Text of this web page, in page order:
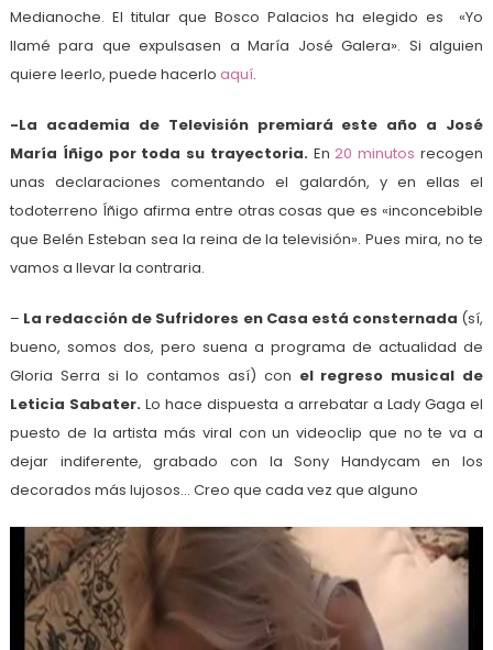
Medianoche. El titular que Bosco Palacios ha elegido es «Yo
llamé para que expulsasen a María José Galera». Si alguien
quiere leerlo, puede hacerlo aquí.
-La academia de Televisión premiará este año a José
María Íñigo por toda su trayectoria.En20 minutos recogen
unas declaraciones comentando el galardón, y en ellas el
todoterreno Íñigo afirma entre otras cosas que es «inconcebible
que Belén Esteban sea la reina de la televisión». Pues mira, no te
vamos a llevar la contraria.
– La redacción de Sufridores en Casa está consternada (sí,
bueno, somos dos, pero suena a programa de actualidad de
Gloria Serra si lo contamos así) con el regreso musical de
Leticia Sabater. Lo hace dispuesta a arrebatar a Lady Gaga el
puesto de la artista más viral con un videoclip que no te va a
dejar indiferente, grabado con la Sony Handycam en los
decorados más lujosos… Creo que cada vez que alguno